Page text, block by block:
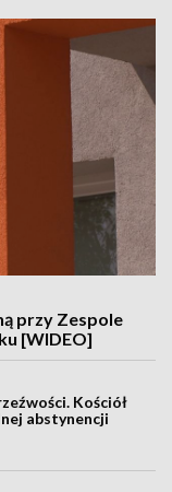
przy Zespole
[WIDEO]
Kościół
abstynencji